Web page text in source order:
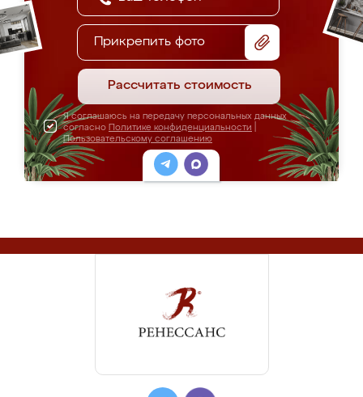
Прикрепить фото
Рассчитать стоимость
Я соглашаюсь на передачу персональных данных
согласно Политике конфиденциальности
Пользовательскому соглашению